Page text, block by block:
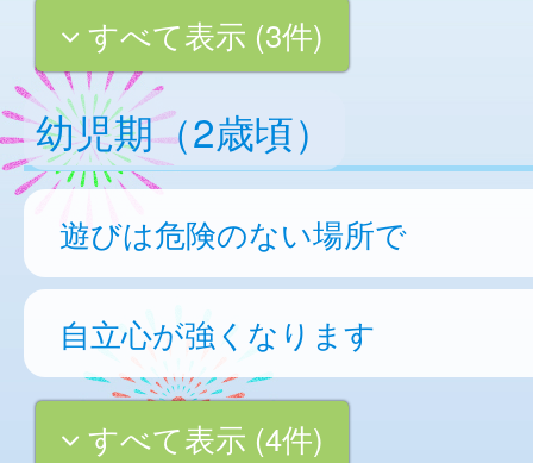
すべて表示 (3件)
幼児期（2歳頃）
遊びは危険のない場所で
自立心が強くなります
すべて表示 (4件)